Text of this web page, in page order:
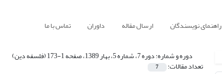
راهنمای نویسندگان ارسال مقاله داوران تماس با ما
دوره و شماره:دوره 7، شماره 5، بهار 1389، صفحه 1-173 (فلسفه دین)
تعداد مقالات: 7